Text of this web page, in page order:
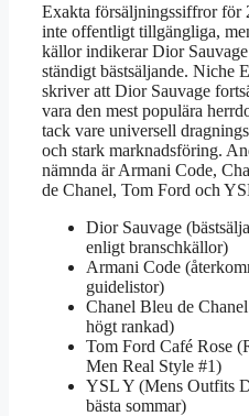
Exakta försäljningssiffror för
inte offentligt tillgängliga,
källor indikerar Dior
ständigt bästsäljande. Niche
skriver att Dior Sauvage
vara den mest populära
tack vare universell
och stark marknadsföring.
nämnda är Armani Code,
de Chanel, Tom Ford och
Dior Sauvage
enligt branschkällor)
Armani Code
guidelistor)
Chanel Bleu de
högt rankad)
Tom Ford Café Rose
Men Real Style #1)
YSL Y (Mens Outfits
bästa sommar)